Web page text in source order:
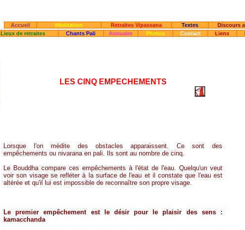
Accueil Méditation Retraites Vipassana Textes
Discours
Lieux de retraites
Chants Pali Annuaire Photos Contact Liens
LES CINQ EMPECHEMENTS
Lorsque l'on médite des obstacles apparaissent. Ce sont des
empêchements ou nivarana en pali. Ils sont au nombre de cinq.
Le Bouddha compare ces empêchements à l'état de l'eau. Quelqu'un veut
voir son visage se refléter à la surface de l'eau et il constate que l'eau est
altérée et qu'il lui est impossible de reconnaître son propre visage.
Le premier empêchement est le désir pour le plaisir des sens :
kamacchanda